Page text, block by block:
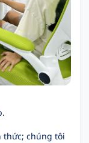
thức; chúng tôi